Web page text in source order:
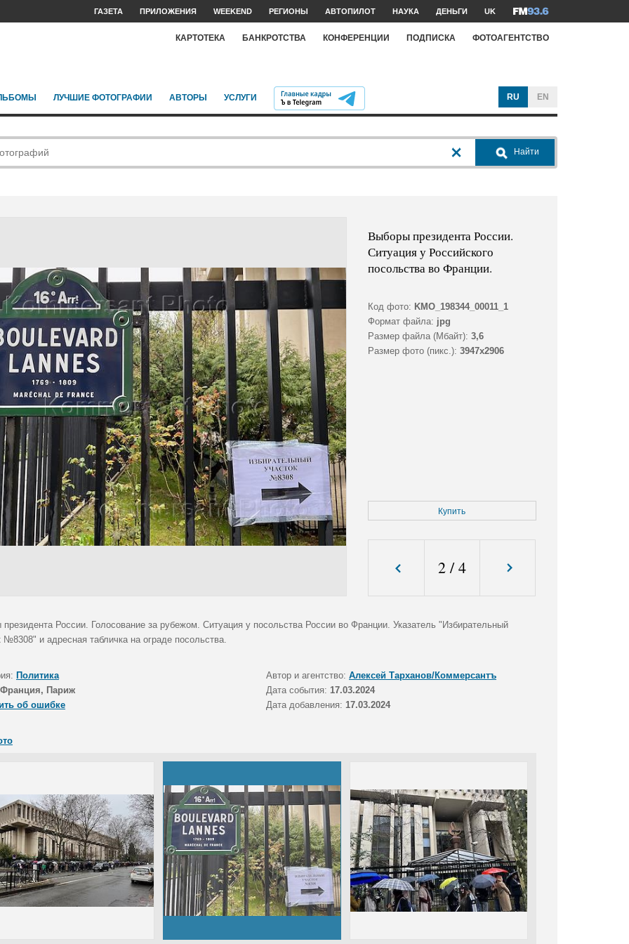
ГАЗЕТА ПРИЛОЖЕНИЯ WEEKEND РЕГИОНЫ АВТОПИЛОТ НАУКА ДЕНЬГИ UK
КАРТОТЕКА БАНКРОТСТВА КОНФЕРЕНЦИИ ПОДПИСКА ФОТОАГЕНТСТВО
ЛУЧШИЕ ФОТОГРАФИИ АВТОРЫ УСЛУГИ RU EN
Найти
Выборы президента России.
Ситуация у Российского
посольства во Франции.
Код фото: KMO_198344_00011_1
Формат файла: jpg
Размер файла (Мбайт): 3,6
Размер фото (пикс.): 3947x2906
Купить
2/4
России. Голосование за рубежом. Ситуация у посольства России во Франции. Указатель "Избирательный
№8308" и адресная табличка на ограде посольства.
Политика Автор и агентство: Алексей Тарханов/Коммерсантъ
Франция, Париж Дата события: 17.03.2024
об ошибке
Дата добавления: 17.03.2024